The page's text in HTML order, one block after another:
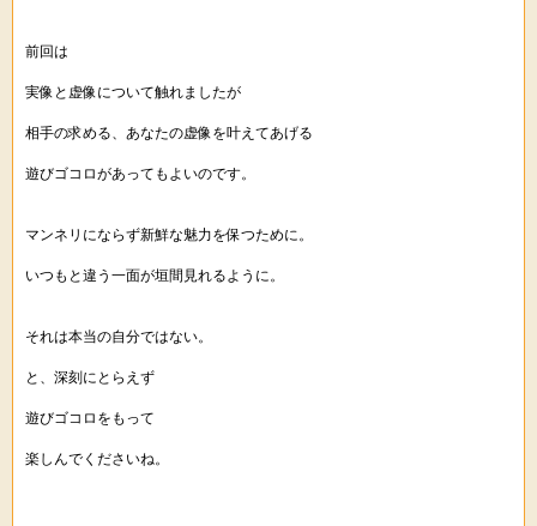
前回は
実像と虚像について触れましたが
相手の求める、あなたの虚像を叶えてあげる
遊びゴコロがあってもよいのです。
マンネリにならず新鮮な魅力を保つために。
いつもと違う一面が垣間見れるように。
それは本当の自分ではない。
と、深刻にとらえず
遊びゴコロをもって
楽しんでくださいね。